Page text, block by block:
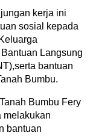
kerja ini
sosial kepada
Langsung
bantuan
Bumbu.
Bumbu Fery
melakukan
bantuan